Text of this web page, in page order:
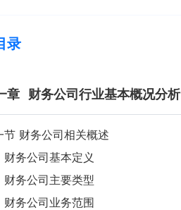
录
章 财务公司行业基本概况分析
节 财务公司相关概述
财务公司基本定义
财务公司主要类型
财务公司业务范围